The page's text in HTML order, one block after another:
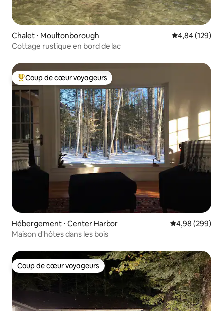
Chalet ⋅ Moultonborough Évaluation
4,84 (129)
Cottage rustique en bord de lac
Coups de cœur voyageurs les plus appréciés
Coup de cœur voyageurs
Hébergement ⋅ Center Harbor Évaluation
4,98 (299)
Maison d'hôtes dans les bois
Coup de cœur voyageurs
Coup de cœur voyageurs